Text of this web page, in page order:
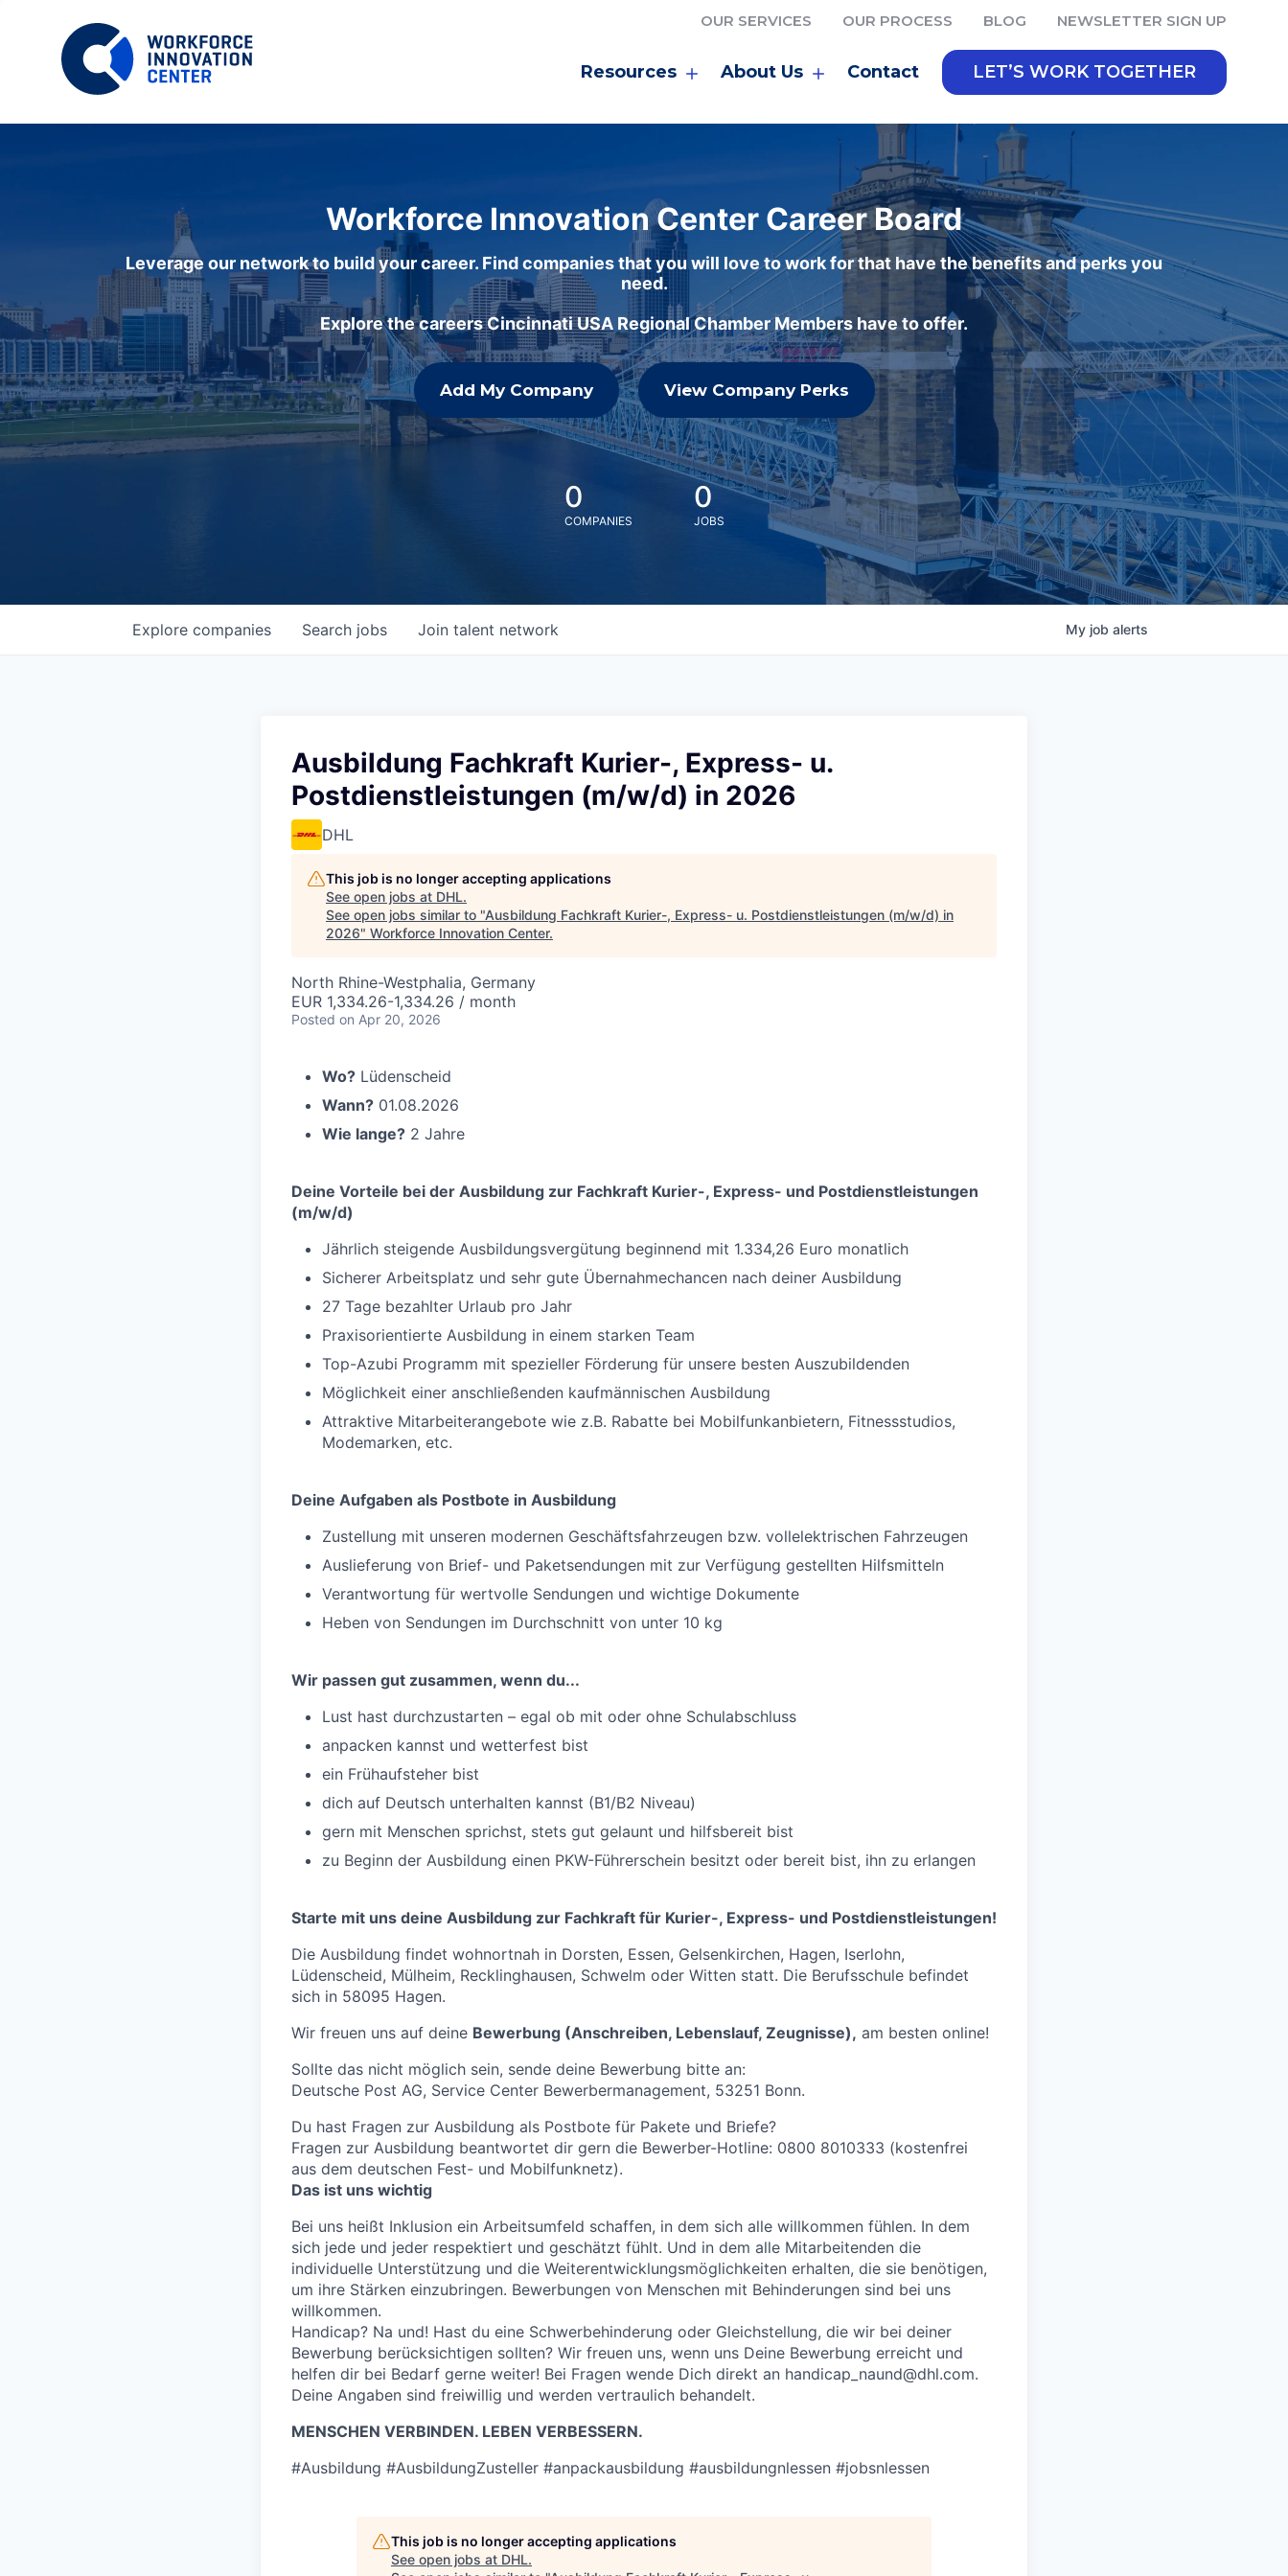
OUR SERVICES OUR PROCESS BLOG NEWSLETTER SIGN UP
Resources About Us Contact LET’S WORK TOGETHER
Workforce Innovation Center Career Board
Leverage our network to build your career. Find companies that you will love to work for that have the benefits and perks you
need.
Explore the careers Cincinnati USA Regional Chamber Members have to offer.
Add My Company View Company Perks
0
COMPANIES
0
JOBS
Search jobs
Explore companies Join talent network My job alerts
Ausbildung Fachkraft Kurier-, Express- u.
Postdienstleistungen (m/w/d) in 2026
DHL
This job is no longer accepting applications
See open jobs at DHL.
See open jobs similar to "Ausbildung Fachkraft Kurier-, Express- u. Postdienstleistungen (m/w/d) in
2026" Workforce Innovation Center.
North Rhine-Westphalia, Germany
EUR 1,334.26-1,334.26 / month
Posted on Apr 20, 2026
Wo? Lüdenscheid
Wann? 01.08.2026
Wie lange? 2 Jahre
Deine Vorteile bei der Ausbildung zur Fachkraft Kurier-, Express- und Postdienstleistungen
(m/w/d)
Jährlich steigende Ausbildungsvergütung beginnend mit 1.334,26 Euro monatlich
Sicherer Arbeitsplatz und sehr gute Übernahmechancen nach deiner Ausbildung
27 Tage bezahlter Urlaub pro Jahr
Praxisorientierte Ausbildung in einem starken Team
Top-Azubi Programm mit spezieller Förderung für unsere besten Auszubildenden
Möglichkeit einer anschließenden kaufmännischen Ausbildung
Attraktive Mitarbeiterangebote wie z.B. Rabatte bei Mobilfunkanbietern, Fitnessstudios,
Modemarken, etc.
Deine Aufgaben als Postbote in Ausbildung
Zustellung mit unseren modernen Geschäftsfahrzeugen bzw. vollelektrischen Fahrzeugen
Auslieferung von Brief- und Paketsendungen mit zur Verfügung gestellten Hilfsmitteln
Verantwortung für wertvolle Sendungen und wichtige Dokumente
Heben von Sendungen im Durchschnitt von unter 10 kg
Wir passen gut zusammen, wenn du...
Lust hast durchzustarten – egal ob mit oder ohne Schulabschluss
anpacken kannst und wetterfest bist
ein Frühaufsteher bist
dich auf Deutsch unterhalten kannst (B1/B2 Niveau)
gern mit Menschen sprichst, stets gut gelaunt und hilfsbereit bist
zu Beginn der Ausbildung einen PKW-Führerschein besitzt oder bereit bist, ihn zu erlangen
Starte mit uns deine Ausbildung zur Fachkraft für Kurier-, Express- und Postdienstleistungen!
Die Ausbildung findet wohnortnah in Dorsten, Essen, Gelsenkirchen, Hagen, Iserlohn,
Lüdenscheid, Mülheim, Recklinghausen, Schwelm oder Witten statt. Die Berufsschule befindet
sich in 58095 Hagen.
Wir freuen uns auf deine Bewerbung (Anschreiben, Lebenslauf, Zeugnisse), am besten online!
Sollte das nicht möglich sein, sende deine Bewerbung bitte an:
Deutsche Post AG, Service Center Bewerbermanagement, 53251 Bonn.
Du hast Fragen zur Ausbildung als Postbote für Pakete und Briefe?
Fragen zur Ausbildung beantwortet dir gern die Bewerber-Hotline: 0800 8010333 (kostenfrei
aus dem deutschen Fest- und Mobilfunknetz).
Das ist uns wichtig
Bei uns heißt Inklusion ein Arbeitsumfeld schaffen, in dem sich alle willkommen fühlen. In dem
sich jede und jeder respektiert und geschätzt fühlt. Und in dem alle Mitarbeitenden die
individuelle Unterstützung und die Weiterentwicklungsmöglichkeiten erhalten, die sie benötigen,
um ihre Stärken einzubringen. Bewerbungen von Menschen mit Behinderungen sind bei uns
willkommen.
Handicap? Na und! Hast du eine Schwerbehinderung oder Gleichstellung, die wir bei deiner
Bewerbung berücksichtigen sollten? Wir freuen uns, wenn uns Deine Bewerbung erreicht und
helfen dir bei Bedarf gerne weiter! Bei Fragen wende Dich direkt an handicap_naund@dhl.com.
Deine Angaben sind freiwillig und werden vertraulich behandelt.
MENSCHEN VERBINDEN. LEBEN VERBESSERN.
#Ausbildung #AusbildungZusteller #anpackausbildung #ausbildungnlessen #jobsnlessen
This job is no longer accepting applications
See open jobs at DHL.